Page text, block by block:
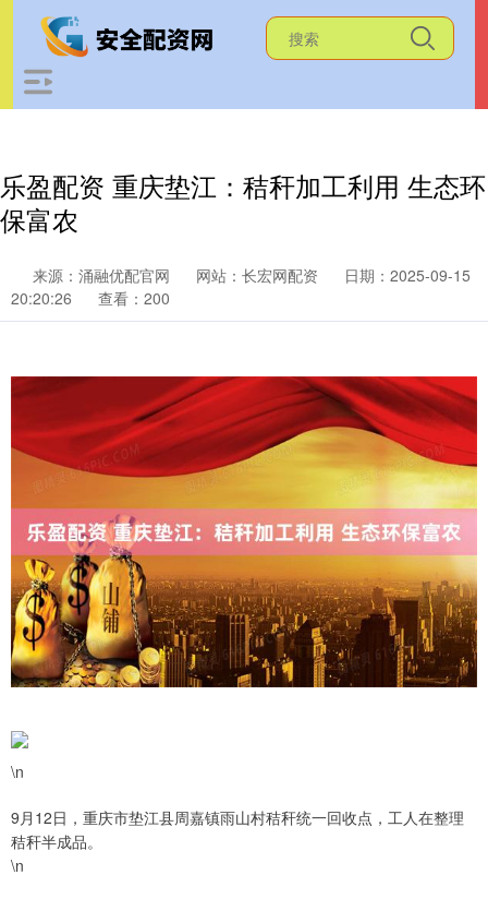
乐盈配资 重庆垫江：秸秆加工利用 生态环
保富农
来源：涌融优配官网 网站：长宏网配资
日期：2025-09-15
20:20:26
查看：200
\n
9月12日，重庆市垫江县周嘉镇雨山村秸秆统一回收点，工人在整理
秸秆半成品。
\n